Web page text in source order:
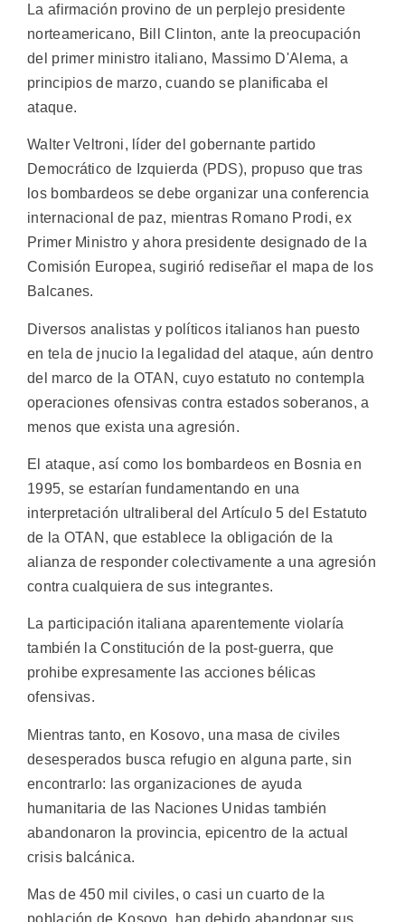
La afirmación provino de un perplejo presidente
norteamericano, Bill Clinton, ante la preocupación
del primer ministro italiano, Massimo D'Alema, a
principios de marzo, cuando se planificaba el
ataque.
Walter Veltroni, líder del gobernante partido
Democrático de Izquierda (PDS), propuso que tras
los bombardeos se debe organizar una conferencia
internacional de paz, mientras Romano Prodi, ex
Primer Ministro y ahora presidente designado de la
Comisión Europea, sugirió rediseñar el mapa de los
Balcanes.
Diversos analistas y políticos italianos han puesto
en tela de jnucio la legalidad del ataque, aún dentro
del marco de la OTAN, cuyo estatuto no contempla
operaciones ofensivas contra estados soberanos, a
menos que exista una agresión.
El ataque, así como los bombardeos en Bosnia en
1995, se estarían fundamentando en una
interpretación ultraliberal del Artículo 5 del Estatuto
de la OTAN, que establece la obligación de la
alianza de responder colectivamente a una agresión
contra cualquiera de sus integrantes.
La participación italiana aparentemente violaría
también la Constitución de la post-guerra, que
prohibe expresamente las acciones bélicas
ofensivas.
Mientras tanto, en Kosovo, una masa de civiles
desesperados busca refugio en alguna parte, sin
encontrarlo: las organizaciones de ayuda
humanitaria de las Naciones Unidas también
abandonaron la provincia, epicentro de la actual
crisis balcánica.
Mas de 450 mil civiles, o casi un cuarto de la